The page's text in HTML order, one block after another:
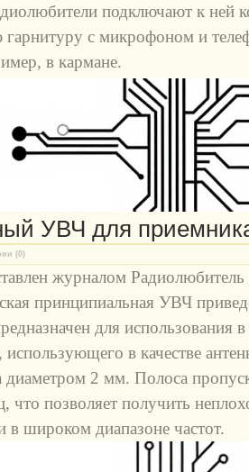
подключают к ней
с микрофоном и
в кармане.
УВЧ для
(0)
журналом Радиолюбитель
принципиальная УВЧ
для использования в
в качестве
2 мм. Полоса
позволяет получить
в широком диапазоне частот.